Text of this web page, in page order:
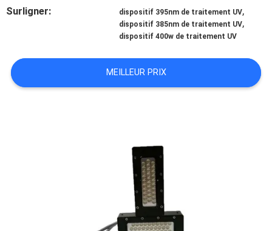
NOUVELLES
DEMANDEZ
UNE
Surligner: dispositif 395nm de traitement UV,
dispositif 385nm de traitement UV,
dispositif 400w de traitement UV
MEILLEUR PRIX